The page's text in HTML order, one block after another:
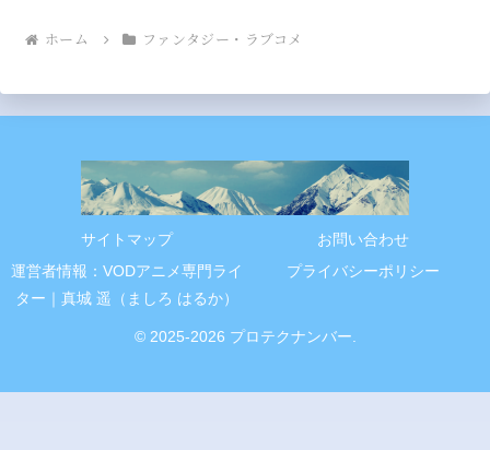
ホーム ファンタジー・ラブコメ
サイトマップ
お問い合わせ
運営者情報：VODアニメ専門ライ
ター｜真城 遥（ましろ はるか）
プライバシーポリシー
© 2025-2026 プロテクナンバー.